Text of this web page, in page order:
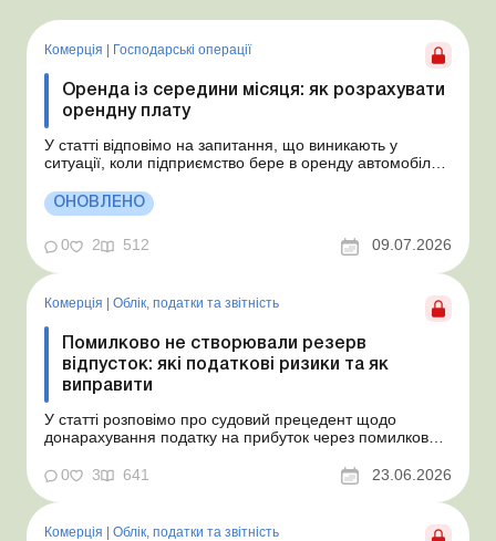
Комерція Господарські операції
Оренда із середини місяця: як розрахувати
орендну плату
У статті відповімо на запитання, що виникають у
ситуації, коли підприємство бере в оренду автомобіль у
місяця. Підприємство орендує у фізособи автомобіль з
15.07.2026. Згідно з умовами договору орендна плата
становить 4 000 грн на місяць. Виникла...
ОНОВЛЕНО
0 2 512 09.07.2026
Комерція | Облік, податки та звiтнiсть
Помилково не створювали резерв
відпусток: які податкові ризики та як
виправити
У статті розповімо про судовий прецедент щодо
донарахування податку на прибуток через помилково
надамо рекомендації, як мінімізувати податкові ризики.
Проблемні витрати: податкові ризики та судова
практика Розуміємо ваші хвилювання через помилкове
неств...
0 3 641 23.06.2026
Комерція | Облік, податки та звiтнiсть